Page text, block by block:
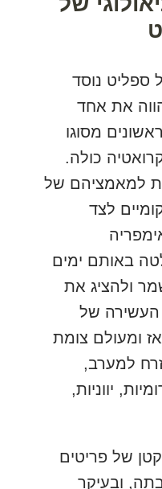
ספליט נוסד
מהווה את אחד
מסוגו
כולה.
למאמציהם של
לצד
באותם ימים
ולהציג את
העשירה של
ומעולם צומת
למערב,
יווניות,
של פריטים
ובעיקר